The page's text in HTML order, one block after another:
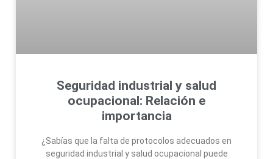
Seguridad industrial y salud
ocupacional: Relación e
importancia
¿Sabías que la falta de protocolos adecuados en
seguridad industrial y salud ocupacional puede